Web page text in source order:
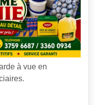
à vue en